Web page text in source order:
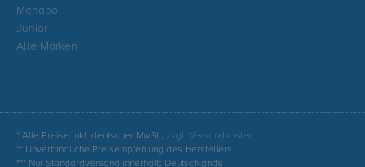
Menabo
Junior
Alle Marken
* Alle Preise inkl. deutscher MwSt., zzgl. Versandkosten
** Unverbindliche Preisempfehlung des Herstellers
*** Nur Standardversand innerhalb Deutschlands